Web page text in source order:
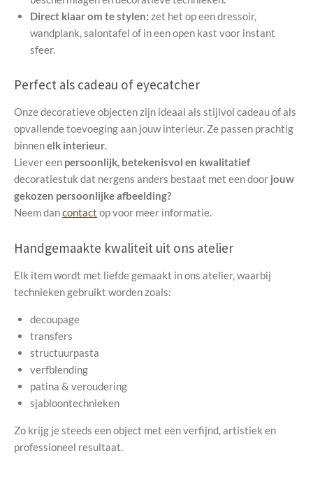
Direct klaar om te stylen: zet het op een dressoir,
wandplank, salontafel of in een open kast voor instant
sfeer.
Perfect als cadeau of eyecatcher
Onze decoratieve objecten zijn ideaal als stijlvol cadeau of als
opvallende toevoeging aan jouw interieur. Ze passen prachtig
binnenelk interieur.
Liever een persoonlijk, betekenisvol en kwalitatief
decoratiestuk dat nergens anders bestaat met een door jouw
gekozen persoonlijke afbeelding?
Neem dancontact op voor meer informatie.
Handgemaakte kwaliteit uit ons atelier
Elk item wordt met liefde gemaakt in ons atelier, waarbij
technieken gebruikt worden zoals:
decoupage
transfers
structuurpasta
verfblending
patina & veroudering
sjabloontechnieken
Zo krijg je steeds een object met een verfijnd, artistiek en
professioneel resultaat.